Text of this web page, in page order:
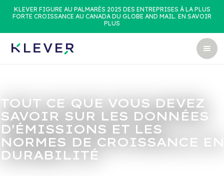
KLEVER FIGURE AU PALMARÈS 2025 DES ENTREPRISES À LA PLUS
FORTE CROISSANCE AU CANADA DU GLOBE AND MAIL. EN SAVOIR
PLUS
TOUT CE QUE VOUS DEVEZ
SAVOIR SUR LES DONNÉES
D'ÉMISSIONS ET LES
NORMES DE CROISSANCE EN
DURABILITÉ